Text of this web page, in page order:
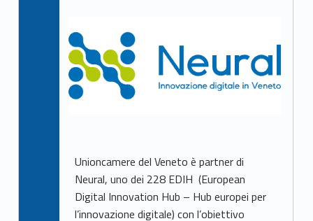
Unioncamere del Veneto è partner di
Neural, uno dei 228 EDIH (European
Digital Innovation Hub – Hub europei per
l’innovazione digitale) con l’obiettivo